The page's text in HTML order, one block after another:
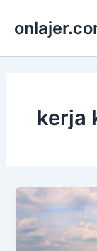
kerja